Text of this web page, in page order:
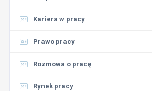
Kariera w pracy
Prawo pracy
Rozmowa o pracę
Rynek pracy